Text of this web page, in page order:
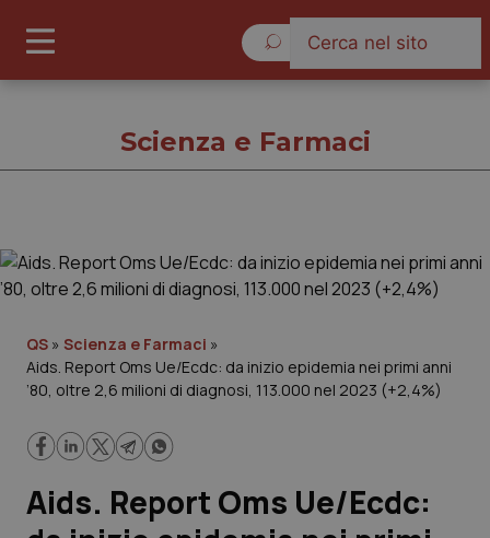
Governo e Parlamento
Regioni e Asl
Lavoro e Professioni
Scienza e Farmaci
QS » Scienza e Farmaci »
Aids. Report Oms Ue/Ecdc: da inizio epidemia nei primi anni
’80, oltre 2,6 milioni di diagnosi, 113.000 nel 2023 (+2,4%)
Aids. Report Oms Ue/Ecdc: